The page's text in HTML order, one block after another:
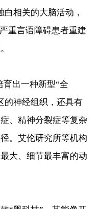
相关的大脑活动，
重言语障碍患者重建
育出一种新型“全
的神经组织，还具有
、精神分裂症等复杂
。艾伦研究所等机构
大、细节最丰富的动